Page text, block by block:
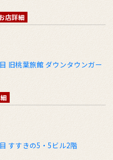
店詳細
旧桃葉旅館 ダウンタウンガー
すすきの5・5ビル2階